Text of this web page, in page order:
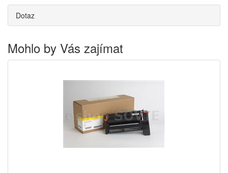
Dotaz
Mohlo by Vás zajímat